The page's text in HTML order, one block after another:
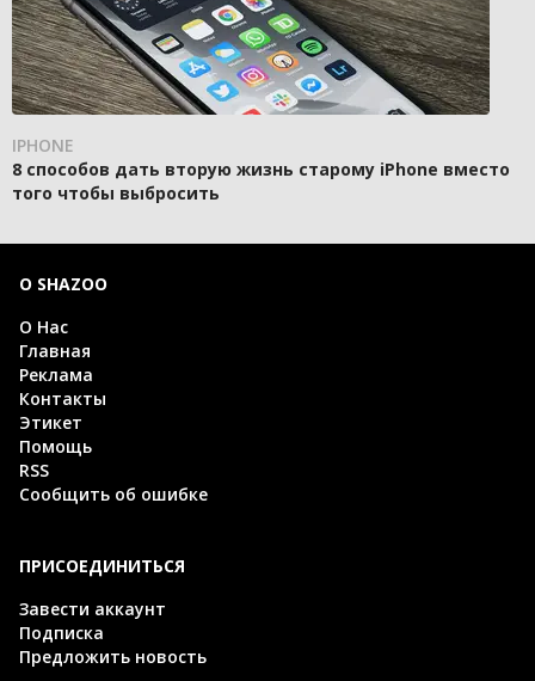
IPHONE
8 способов дать вторую жизнь старому iPhone вместо
того чтобы выбросить
О SHAZOO
О Нас
Главная
Реклама
Контакты
Этикет
Помощь
RSS
Сообщить об ошибке
ПРИСОЕДИНИТЬСЯ
Завести аккаунт
Подписка
Предложить новость